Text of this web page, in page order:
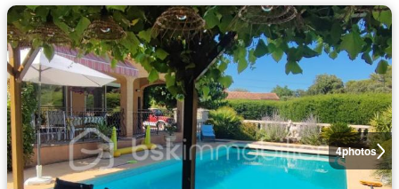
4photos